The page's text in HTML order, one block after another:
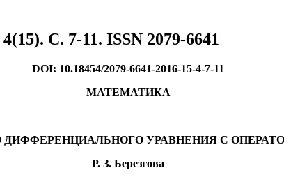
C. 7-11. ISSN 2079-6641
DOI: 10.18454/2079-6641-2016-15-4-7-11
МАТЕМАТИКА
УРАВНЕНИЯ С
Р. З. Березгова